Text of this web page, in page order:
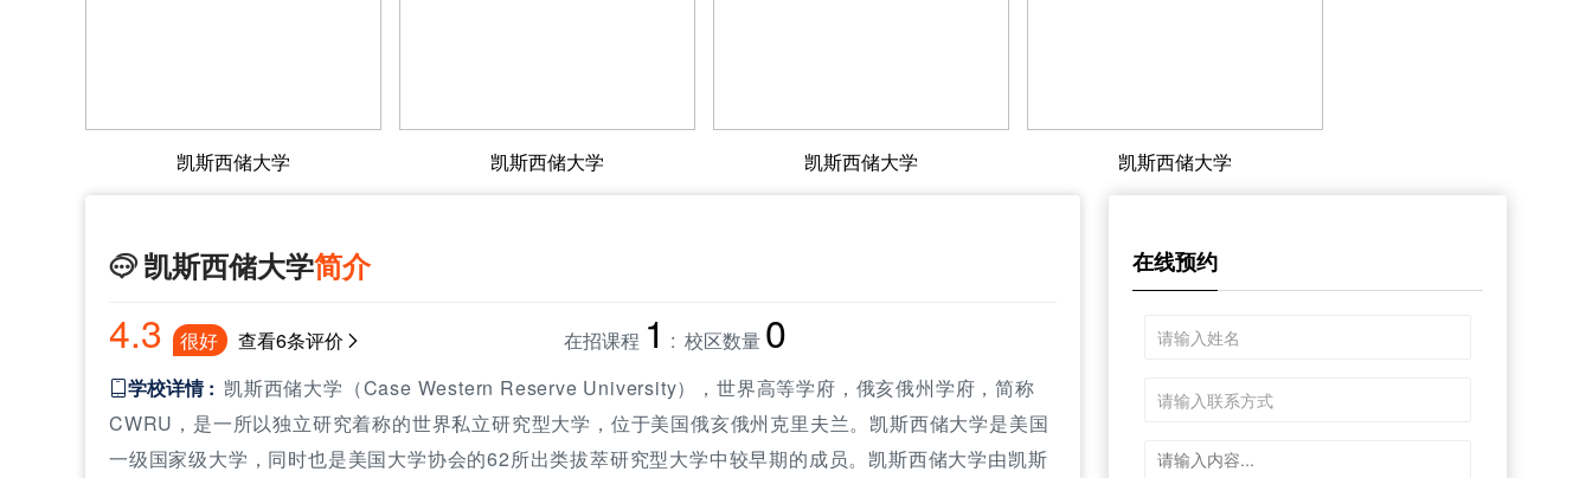
凯斯西储大学 凯斯西储大学 凯斯西储大学 凯斯西储大学
凯斯西储大学 凯斯西储大学 凯斯西储大学
 凯斯西储大学简介
4.3 很好 查看6条评价 在招课程 1 : 校区数量 0
 学校详情 : 凯斯西储大学（Case Western Reserve University），世界高等学府，俄亥俄州学府，简称
CWRU，是一所以独立研究着称的世界私立研究型大学，位于美国俄亥俄州克里夫兰。凯斯西储大学是美国
一级国家级大学，同时也是美国大学协会的62所出类拔萃研究型大学中较早期的成员。凯斯西储大学由凯斯
在线预约